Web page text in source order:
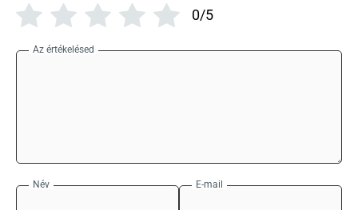
0/5
Az értékelésed
Név E-mail